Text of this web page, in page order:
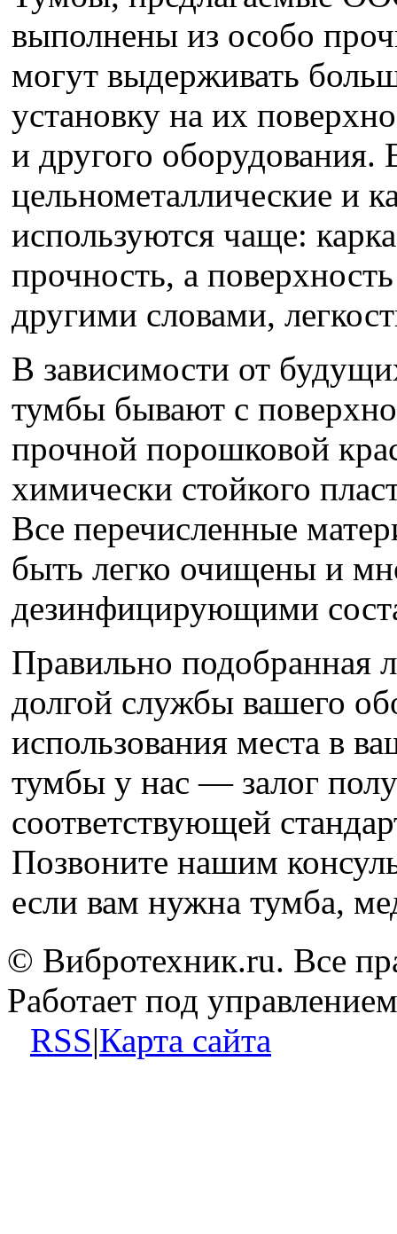
выполнены из особо
могут выдерживать
установку на их
и другого
цельнометаллические и
используются чаще:
прочность, а
другими словами,
В зависимости от
тумбы бывают с
прочной порошковой
химически стойкого
Все перечисленные
быть легко очищены и
дезинфицирующими
Правильно подобранная
долгой службы вашего
использования места в
тумбы у нас — залог
соответствующей
Позвоните нашим
если вам нужна тумба,
© Вибротехник.ru. Все
Работает под
RSS|Карта сайта